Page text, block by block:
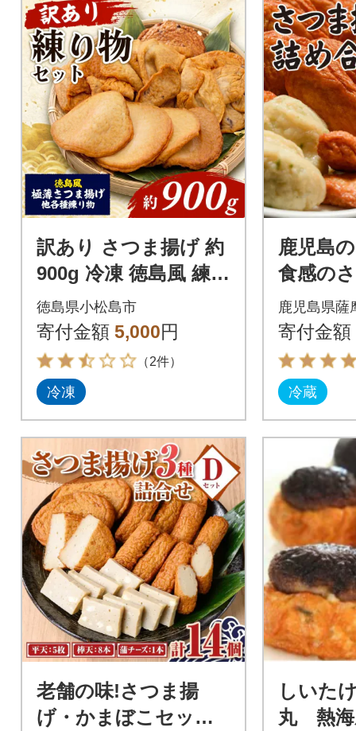
訳あり さつま揚げ 約
900g 冷凍 徳島風 練り
物 詰め合わせ セット
国産 徳島県 さつまあ
げ
徳島県小松島市
寄付金額 5,000円
（2件）
冷凍
鹿児島
食感の
種
鹿児島県薩
寄付金額
冷蔵
老舗の味!さつま揚
げ・かまぼこセットD
しいた
丸 熱海